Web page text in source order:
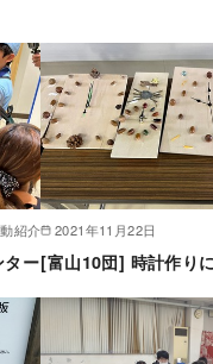
紹介
ー
2021年11月22日
[富山10団] 時計作り